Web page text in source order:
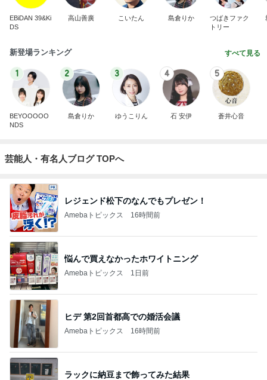
EBiDAN 39&Ki
DS
高山善廣 こいたん 島倉りか
つばきファク
トリー
新登場ランキング すべて見る
1
BEYOOOOO
NDS
2
島倉りか
3
ゆうこりん
4
石 安伊
5
蒼井心音
芸能人・有名人ブログ TOPへ
レジェンド松下のなんでもプレゼン！
Amebaトピックス 16時間前
悩んで買えなかったホワイトニング
Amebaトピックス 1日前
ヒデ 第2回首都高での婚活会議
Amebaトピックス 16時間前
ラックに納豆まで飾ってみた結果